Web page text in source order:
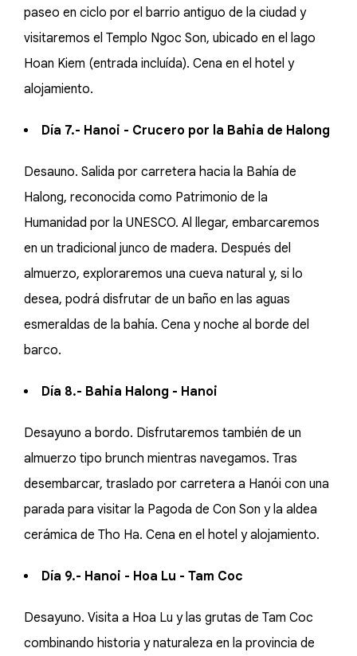
paseo en ciclo por el barrio antiguo de la ciudad y
visitaremos el Templo Ngoc Son, ubicado en el lago
Hoan Kiem (entrada incluída). Cena en el hotel y
alojamiento.
Día 7.- Hanoi - Crucero por la Bahia de Halong
Desauno. Salida por carretera hacia la Bahía de
Halong, reconocida como Patrimonio de la
Humanidad por la UNESCO. Al llegar, embarcaremos
en un tradicional junco de madera. Después del
almuerzo, exploraremos una cueva natural y, si lo
desea, podrá disfrutar de un baño en las aguas
esmeraldas de la bahía. Cena y noche al borde del
barco.
Día 8.- Bahia Halong - Hanoi
Desayuno a bordo. Disfrutaremos también de un
almuerzo tipo brunch mientras navegamos. Tras
desembarcar, traslado por carretera a Hanói con una
parada para visitar la Pagoda de Con Son y la aldea
cerámica de Tho Ha. Cena en el hotel y alojamiento.
Día 9.- Hanoi - Hoa Lu - Tam Coc
Desayuno. Visita a Hoa Lu y las grutas de Tam Coc
combinando historia y naturaleza en la provincia de